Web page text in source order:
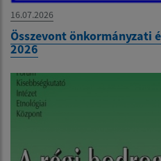
16.07.2026
Összevont önkormányzati
2026